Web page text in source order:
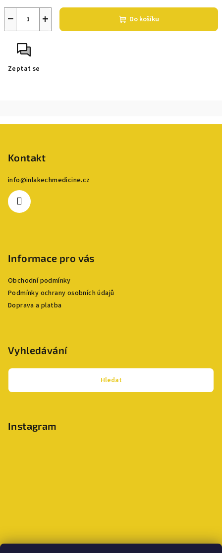
+
− Do košíku
Zeptat se
Kontakt
info@inlakechmedicine.cz
Informace pro vás
Obchodní podmínky
Podmínky ochrany osobních údajů
Doprava a platba
Vyhledávání
Hledat
Instagram